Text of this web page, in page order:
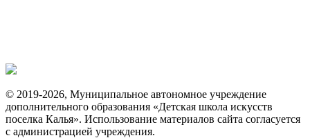
© 2019-2026, Муниципальное автономное учреждение
дополнительного образования «Детская школа искусств
поселка Калья». Использование материалов сайта согласуется
с администрацией учреждения.